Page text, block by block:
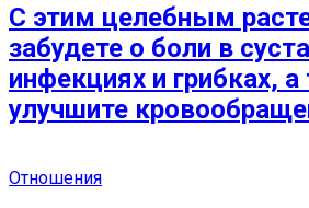
С этим целебным
забудете о боли в
инфекциях и грибках,
улучшите
Отношения